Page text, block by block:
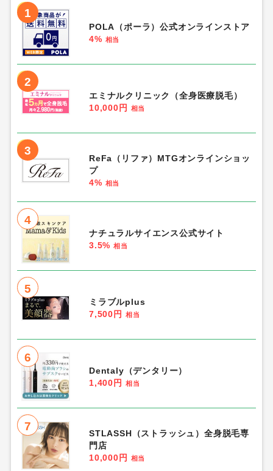
1
POLA（ポーラ）公式オンラインストア
4% 相当
2
エミナルクリニック（全身医療脱毛）
10,000円
相当
3
ReFa（リファ）MTGオンラインショッ
プ
4% 相当
4
ナチュラルサイエンス公式サイト
3.5% 相当
5
ミラブルplus
7,500円
相当
6
Dentaly（デンタリー）
1,400円
相当
7
STLASSH（ストラッシュ）全身脱毛専
門店
10,000円
相当